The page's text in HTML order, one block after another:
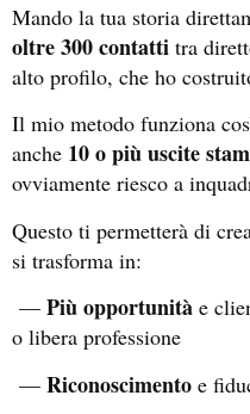
Mando la tua storia
oltre 300 contatti tra
alto profilo, che ho
Il mio metodo funziona
anche 10 o più uscite
ovviamente riesco a
Questo ti permetterà di
si trasforma in:
— Più opportunità e
o libera professione
— Riconoscimento e